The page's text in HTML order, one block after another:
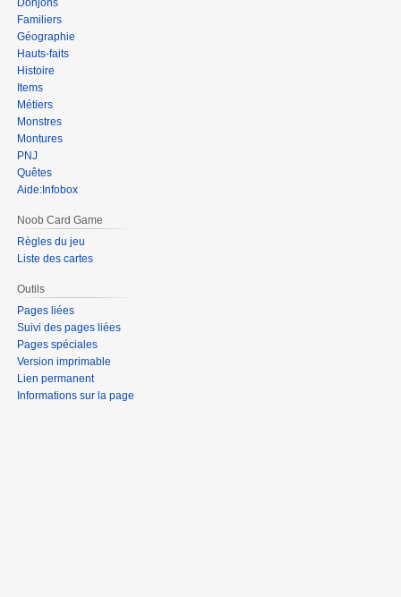
Donjons
Familiers
Géographie
Hauts-faits
Histoire
Items
Métiers
Monstres
Montures
PNJ
Quêtes
Aide:Infobox
Noob Card Game
Règles du jeu
Liste des cartes
Outils
Pages liées
Suivi des pages liées
Pages spéciales
Version imprimable
Lien permanent
Informations sur la page